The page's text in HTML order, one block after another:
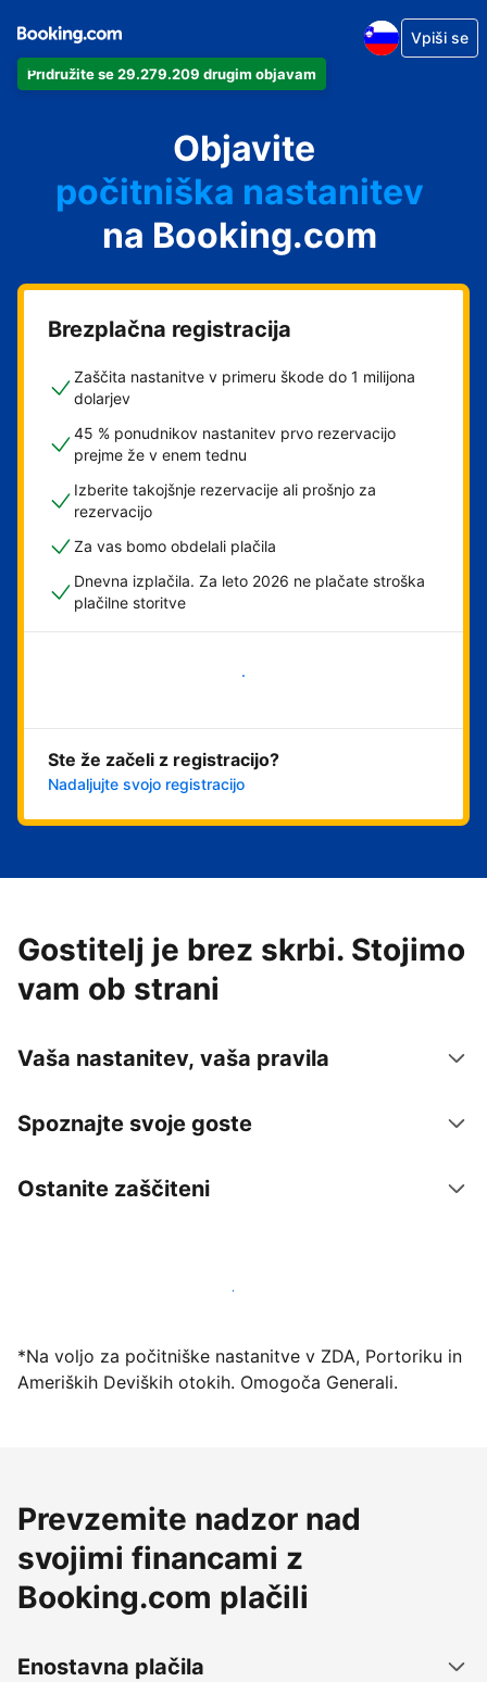
Pridružite se 29.279.209 drugim objavam
Vpiši se
Objavite
svoj apartma
svoj hotel
počitniška nastanitev
svoje gostišče
svoj B&B
na Booking.com
Brezplačna registracija
Zaščita nastanitve v primeru škode do 1 milijona
dolarjev
45 % ponudnikov nastanitev prvo rezervacijo
prejme že v enem tednu
Izberite takojšnje rezervacije ali prošnjo za
rezervacijo
Za vas bomo obdelali plačila
Dnevna izplačila. Za leto 2026 ne plačate stroška
plačilne storitve
Ste že začeli z registracijo?
Nadaljujte svojo registracijo
Gostitelj je brez skrbi. Stojimo
vam ob strani
Vaša nastanitev, vaša pravila
Spoznajte svoje goste
Ostanite zaščiteni
Danes ponudite nastanitev prek naše platforme
*Na voljo za počitniške nastanitve v ZDA, Portoriku in
Ameriških Deviških otokih. Omogoča Generali.
Prevzemite nadzor nad
svojimi financami z
Booking.com plačili
Enostavna plačila